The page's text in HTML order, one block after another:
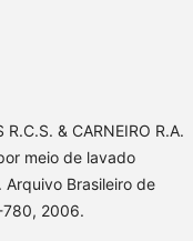
R.C.S. & CARNEIRO R.A.
meio de lavado
Brasileiro de
780, 2006.